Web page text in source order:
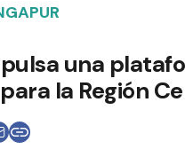
una
la Región